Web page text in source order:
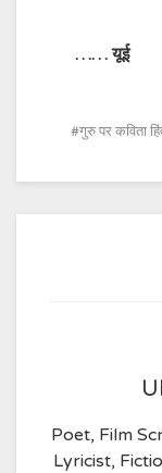
……यूई
गुरु पर कविता
Poet, Film
Lyricist,